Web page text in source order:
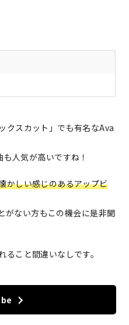
クスカット」でも有名なAva
人気が高いですね！
かしい感じのあるアップビ
がない方もこの機会に是非聞
こと間違いなしです。